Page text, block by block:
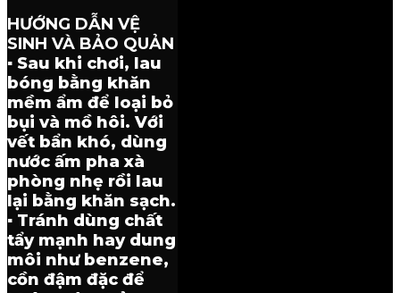
HƯỚNG DẪN VỆ
SINH VÀ BẢO QUẢN
▪ Sau khi chơi, lau
bóng bằng khăn
mềm ẩm để loại bỏ
bụi và mồ hôi. Với
vết bẩn khó, dùng
nước ấm pha xà
phòng nhẹ rồi lau
lại bằng khăn sạch.
▪ Tránh dùng chất
tẩy mạnh hay dung
môi như benzene,
cồn đậm đặc để